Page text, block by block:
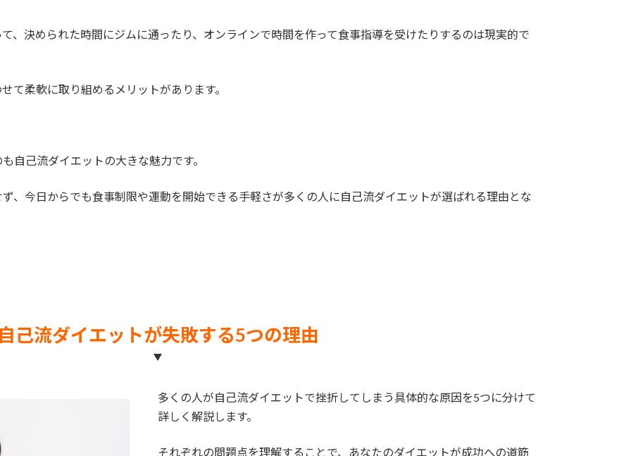
、決められた時間にジムに通ったり、オンラインで時間を作って食事指導を受けたりするのは現実的で
て柔軟に取り組めるメリットがあります。
自己流ダイエットの大きな魅力です。
、今日からでも食事制限や運動を開始できる手軽さが多くの人に自己流ダイエットが選ばれる理由とな
己流ダイエットが失敗する5つの理由
多くの人が自己流ダイエットで挫折してしまう具体的な原因を5つに分けて
詳しく解説します。
それぞれの問題点を理解することで、あなたのダイエットが成功への道筋